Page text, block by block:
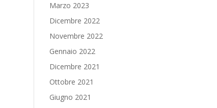
Marzo 2023
Dicembre 2022
Novembre 2022
Gennaio 2022
Dicembre 2021
Ottobre 2021
Giugno 2021